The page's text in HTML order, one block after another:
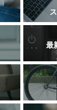
最